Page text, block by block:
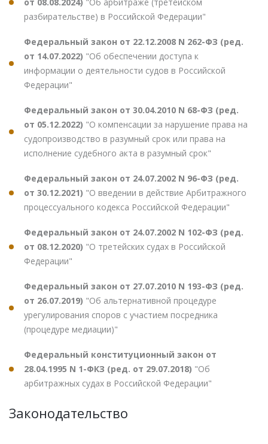
разбирательстве) в Российской Федерации"
Федеральный закон от 22.12.2008 N 262-ФЗ (ред.
от 14.07.2022) "Об обеспечении доступа к
информации о деятельности судов в Российской
Федерации"
Федеральный закон от 30.04.2010 N 68-ФЗ (ред.
от 05.12.2022) "О компенсации за нарушение права на
судопроизводство в разумный срок или права на
исполнение судебного акта в разумный срок"
Федеральный закон от 24.07.2002 N 96-ФЗ (ред.
от 30.12.2021) "О введении в действие Арбитражного
процессуального кодекса Российской Федерации"
Федеральный закон от 24.07.2002 N 102-ФЗ (ред.
от 08.12.2020) "О третейских судах в Российской
Федерации"
Федеральный закон от 27.07.2010 N 193-ФЗ (ред.
от 26.07.2019) "Об альтернативной процедуре
урегулирования споров с участием посредника
(процедуре медиации)"
Федеральный конституционный закон от
28.04.1995 N 1-ФКЗ (ред. от 29.07.2018) "Об
арбитражных судах в Российской Федерации"
Законодательство